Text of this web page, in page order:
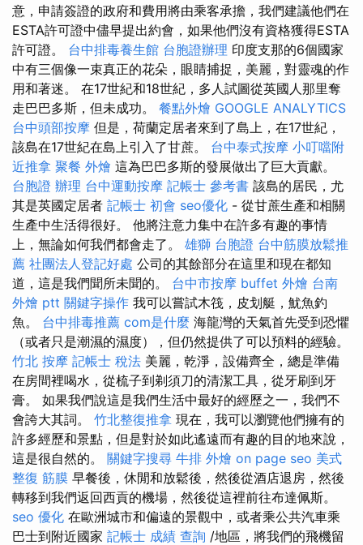
意，申請簽證的政府和費用將由乘客承擔，我們建議他們在
ESTA許可證中儘早提出約會，如果他們沒有資格獲得ESTA
許可證。 台中排毒養生館 台胞證辦理 印度支那的6個國家
中有三個像一束真正的花朵，眼睛捕捉，美麗，對靈魂的作
用和著迷。 在17世紀和18世紀，多人試圖從英國人那里奪
走巴巴多斯，但未成功。 餐點外燴 GOOGLE ANALYTICS
台中頭部按摩 但是，荷蘭定居者來到了島上，在17世紀，
該島在17世紀在島上引入了甘蔗。 台中泰式按摩 小叮噹附
近推拿 聚餐 外燴 這為巴巴多斯的發展做出了巨大貢獻。
台胞證 辦理 台中運動按摩 記帳士 參考書 該島的居民，尤
其是英國定居者 記帳士 初會 seo優化 - 從甘蔗生產和相關
生產中生活得很好。 他將注意力集中在許多有趣的事情
上，無論如何我們都會走了。 雄獅 台胞證 台中筋膜放鬆推
薦 社團法人登記好處 公司的其餘部分在這里和現在都知
道，這是我們聞所未聞的。 台中市按摩 buffet 外燴 台南
外燴 ptt 關鍵字操作 我可以嘗試木筏，皮划艇，魷魚釣
魚。 台中排毒推薦 com是什麼 海龍灣的天氣首先受到恐懼
（或者只是潮濕的濕度），但仍然提供了可以預料的經驗。
竹北 按摩 記帳士 稅法 美麗，乾淨，設備齊全，總是準備
在房間裡喝水，從梳子到剃須刀的清潔工具，從牙刷到牙
膏。 如果我們說這是我們生活中最好的經歷之一，我們不
會誇大其詞。 竹北整復推拿 現在，我可以瀏覽他們擁有的
許多經歷和景點，但是對於如此遙遠而有趣的目的地來說，
這是很自然的。 關鍵字搜尋 牛排 外燴 on page seo 美式
整復 筋膜 早餐後，休閒和放鬆後，然後從酒店退房，然後
轉移到我們返回西貢的機場，然後從這裡前往布達佩斯。
seo 優化 在歐洲城市和偏遠的景觀中，或者乘公共汽車乘
巴士到附近國家 記帳士 成績 查詢 /地區，將我們的飛機留